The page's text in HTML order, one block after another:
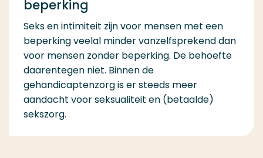
beperking
Seks en intimiteit zijn voor mensen met een
beperking veelal minder vanzelfsprekend dan
voor mensen zonder beperking. De behoefte
daarentegen niet. Binnen de
gehandicaptenzorg is er steeds meer
aandacht voor seksualiteit en (betaalde)
sekszorg.